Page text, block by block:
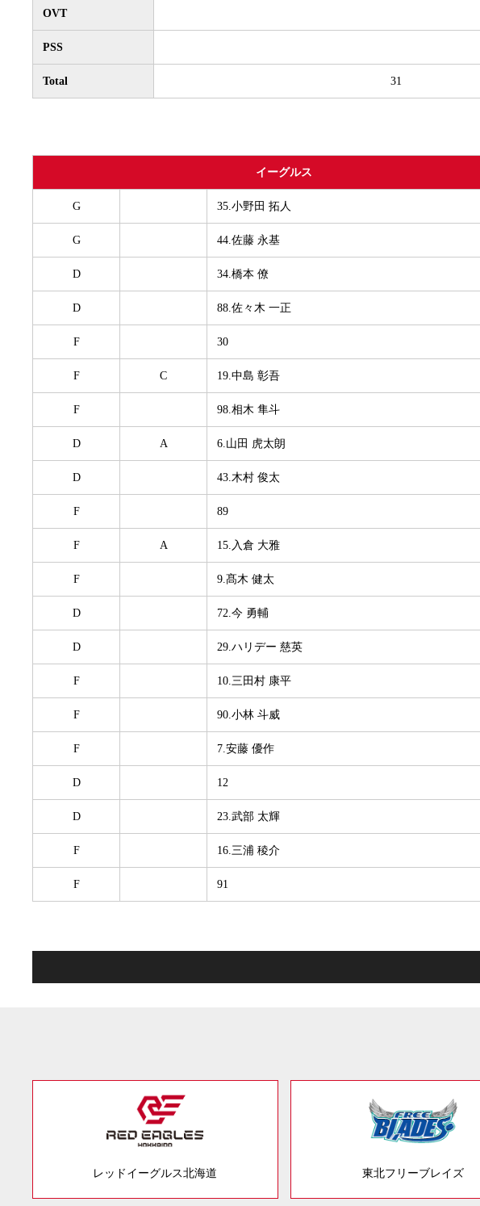
OVT
PSS
Total 31
イーグルス
G 35.小野田 拓人
G 44.佐藤 永基
D 34.橋本 僚
D 88.佐々木 一正
F 30
F C 19.中島 彰吾
F 98.相木 隼斗
D A 6.山田 虎太朗
D 43.木村 俊太
F 89
F A 15.入倉 大雅
F 9.髙木 健太
D 72.今 勇輔
D 29.ハリデー 慈英
F 10.三田村 康平
F 90.小林 斗威
F 7.安藤 優作
D 12
D 23.武部 太輝
F 16.三浦 稜介
F 91
レッドイーグルス北海道 東北フリーブレイズ